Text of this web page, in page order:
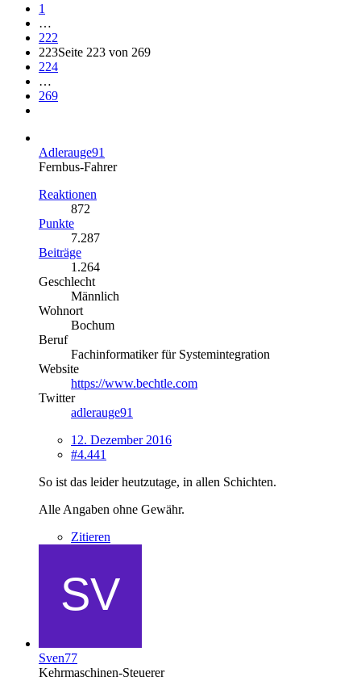
1
…
222
223Seite 223 von 269
224
…
269
Adlerauge91
Fernbus-Fahrer
Reaktionen
872
Punkte
7.287
Beiträge
1.264
Geschlecht
Männlich
Wohnort
Bochum
Beruf
Fachinformatiker für Systemintegration
Website
https://www.bechtle.com
Twitter
adlerauge91
12. Dezember 2016
#4.441
So ist das leider heutzutage, in allen Schichten.
Alle Angaben ohne Gewähr.
Zitieren
Sven77
Kehrmaschinen-Steuerer